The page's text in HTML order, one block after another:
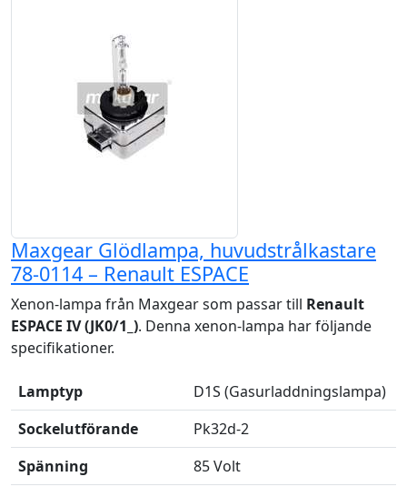
Maxgear Glödlampa, huvudstrålkastare
78-0114 – Renault ESPACE
Xenon-lampa från Maxgear som passar till Renault
ESPACE IV (JK0/1_). Denna xenon-lampa har följande
specifikationer.
Lamptyp
D1S (Gasurladdningslampa)
Sockelutförande
Pk32d-2
Spänning
85 Volt